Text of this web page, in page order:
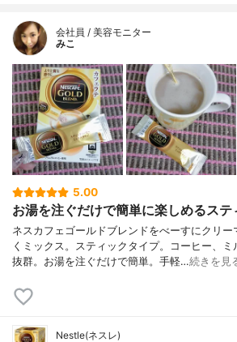
会社員 / 美容モニター
みこ
5.00
お湯を注ぐだけで簡単に楽しめるステ
ネスカフェゴールドブレンドをべーすにクリー
くミックス。スティックタイプ。コーヒー、
抜群。お湯を注ぐだけで簡単。手軽…続きを見
Nestle(ネスレ)